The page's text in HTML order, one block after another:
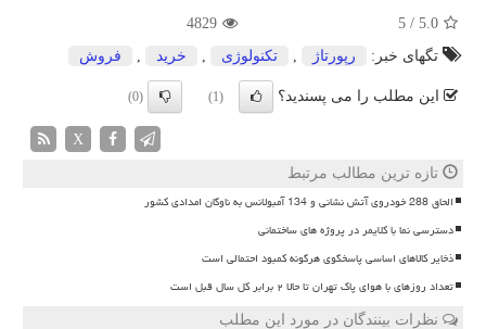
5.0
/
5
4829
تگهای خبر:
رپورتاژ تكنولوژی خرید فروش
این مطلب را می پسندید؟ (1)
(0)
X
تازه ترین مطالب مرتبط
الحاق 288 خودروی آتش نشانی و 134 آمبولانس به ناوگان امدادی کشور
دسترسی نما با کلایمر در پروژه های ساختمانی
ذخایر کالاهای اساسی پاسخگوی هرگونه کمبود احتمالی است
تعداد روزهای با هوای پاک تهران تا حالا ۲ برابر کل سال قبل است
نظرات بینندگان در مورد این مطلب